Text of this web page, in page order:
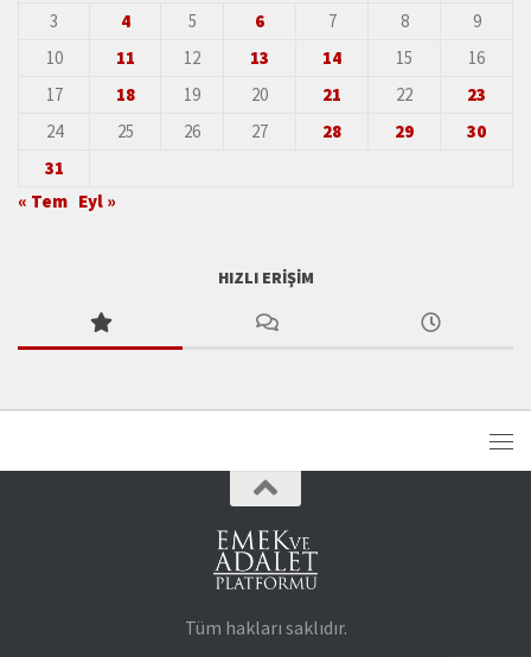
3
4 5 6 7 8
9
10
11 12 13 14 15
16
17
18 19 20 21 22
23
24
25 26 27 28 29
30
31
« Tem Eyl »
HIZLI ERIŞIM
Tüm hakları saklıdır.